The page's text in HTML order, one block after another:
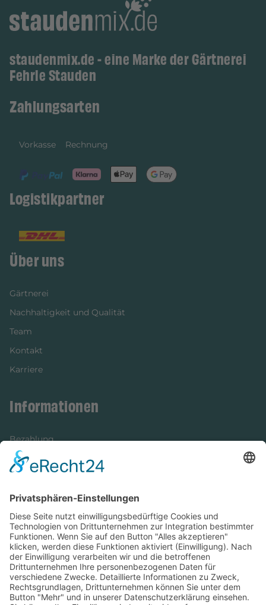
staudenmix.de - eine Marke der Gärtnerei
Fehrle Stauden
Zahlungsarten
Vorkasse Rechnung
Logistikpartner
Über uns
Gärtnerei
Nachhaltigkeit und Qualität
Team
Kontakt
Karriere
Informationen
Bezahlung
Newsletter
Versandinformationen
Verfügbarkeit/Verträglichkeit
Rechtliches
Widerrufsrecht und Widerrufsformular
Impressum